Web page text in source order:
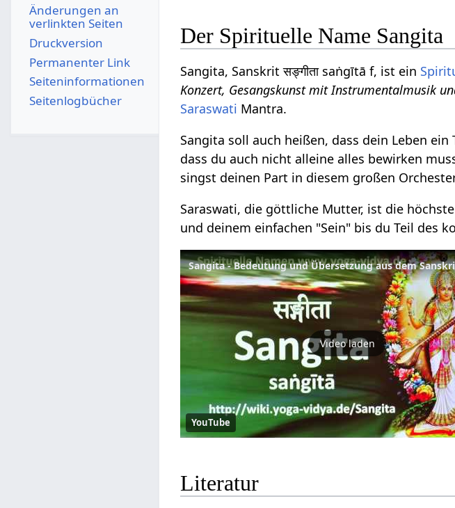
Der Spirituelle Name Sangita
Sangita, Sanskrit सङ्गीता saṅgītā f, ist ein
Konzert, Gesangskunst mit Instrumentalmusik
Saraswati Mantra.
Sangita soll auch heißen, dass dein Leben
dass du auch nicht alleine alles bewirken
singst deinen Part in diesem großen
Saraswati, die göttliche Mutter, ist die
und deinem einfachen "Sein" bis du Teil des
Video laden
YouTube
Literatur
Änderungen an
verlinkten Seiten
Druckversion
Permanenter Link
Seiten­­informationen
Seitenlogbücher